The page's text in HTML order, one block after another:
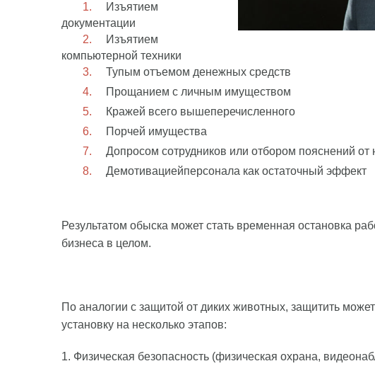
Изъятием
документации
Изъятием
компьютерной техники
Тупым отъемом денежных средств
Прощанием с личным имуществом
Кражей всего вышеперечисленного
Порчей имущества
Допросом сотрудников или отбором пояснений от
Демотивациейперсонала как остаточный эффект
Результатом обыска может стать временная остановка
бизнеса в целом.
По аналогии с защитой от диких животных, защитить
установку на несколько этапов:
1. Физическая безопасность (физическая охрана,